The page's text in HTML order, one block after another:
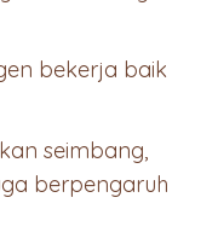
bekerja baik
seimbang,
berpengaruh